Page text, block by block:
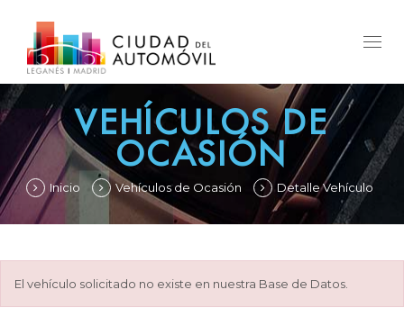
VEHÍCULOS DE
OCASIÓN
Inicio Vehículos de Ocasión Detalle Vehículo
El vehículo solicitado no existe en nuestra Base de Datos.